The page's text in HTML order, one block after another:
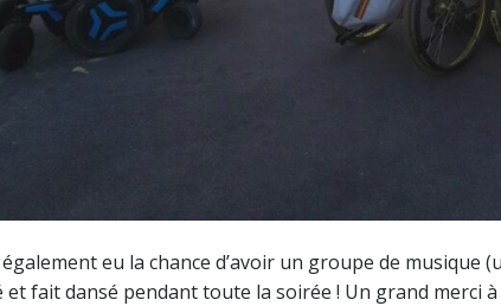
eu la chance d’avoir un groupe de
et fait dansé pendant toute la soirée ! Un grand merci à